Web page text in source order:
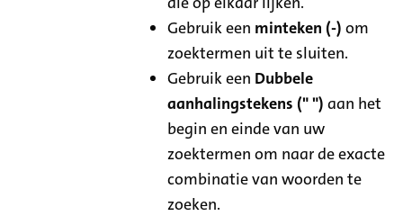
Gebruik een minteken (-) om
zoektermen uit te sluiten.
Gebruik een Dubbele
aanhalingstekens (" ") aan het
begin en einde van uw
zoektermen om naar de exacte
combinatie van woorden te
zoeken.